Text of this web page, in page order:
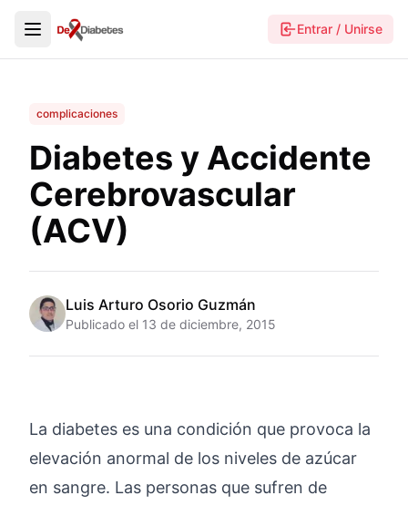
Entrar / Unirse
complicaciones
Diabetes y Accidente
Cerebrovascular
(ACV)
Luis Arturo Osorio Guzmán
Publicado el 13 de diciembre, 2015
La diabetes es una condición que provoca la
elevación anormal de los niveles de azúcar
en sangre. Las personas que sufren de